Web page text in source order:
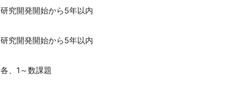
FAQ、支出可否一覧
研究開発開始から5年以内
研究開発開始から5年以内
各、1～数課題